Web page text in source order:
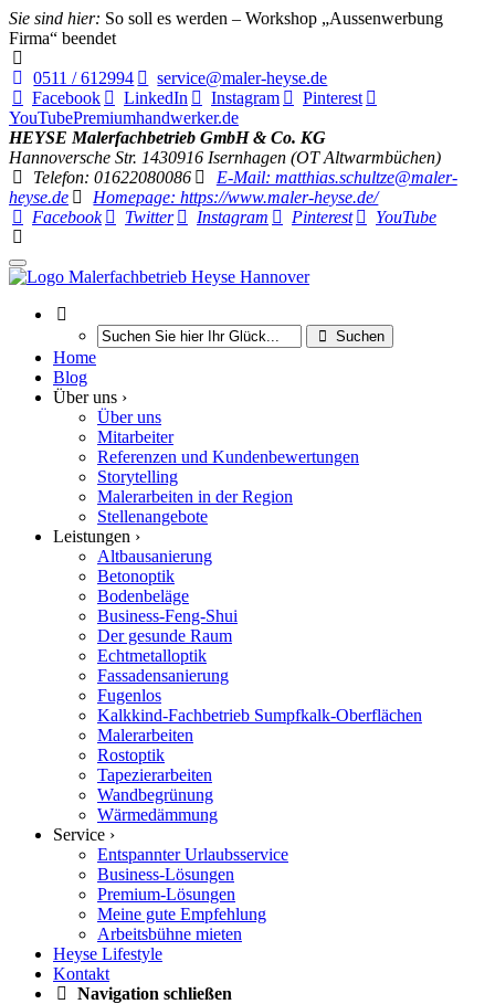
Sie sind hier: So soll es werden – Workshop „Aussenwerbung
Firma“ beendet
0511 / 612994
service@maler-heyse.de
Facebook
LinkedIn Instagram
Pinterest
YouTubePremiumhandwerker.de
HEYSE Malerfachbetrieb GmbH & Co. KG
Hannoversche Str. 1430916 Isernhagen (OT Altwarmbüchen)
Telefon: 01622080086
E-Mail: matthias.schultze@maler-
heyse.de
Homepage: https://www.maler-heyse.de/
Facebook
Twitter Instagram Pinterest YouTube
Suchen
Home
Blog
Über uns ›
Über uns
Mitarbeiter
Referenzen und Kundenbewertungen
Storytelling
Malerarbeiten in der Region
Stellenangebote
Leistungen ›
Altbausanierung
Betonoptik
Bodenbeläge
Business-Feng-Shui
Der gesunde Raum
Echtmetalloptik
Fassadensanierung
Fugenlos
Kalkkind-Fachbetrieb Sumpfkalk-Oberflächen
Malerarbeiten
Rostoptik
Tapezierarbeiten
Wandbegrünung
Wärmedämmung
Service ›
Entspannter Urlaubsservice
Business-Lösungen
Premium-Lösungen
Meine gute Empfehlung
Arbeitsbühne mieten
Heyse Lifestyle
Kontakt
Navigation schließen